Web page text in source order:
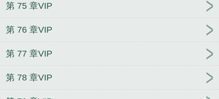
第 75 章VIP
第 76 章VIP
第 77 章VIP
第 78 章VIP